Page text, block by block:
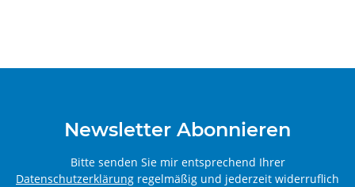
Newsletter Abonnieren
Bitte senden Sie mir entsprechend Ihrer
Datenschutzerklärung regelmäßig und jederzeit widerruflich